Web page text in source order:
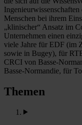
Menschen bei ihrem
„klinischer“ Ansatz im
Unternehmen einen
viele Jahre für EDF (im
sowie in Bugey), für
CRCI von Basse-
Basse-Normandie, für
Themen